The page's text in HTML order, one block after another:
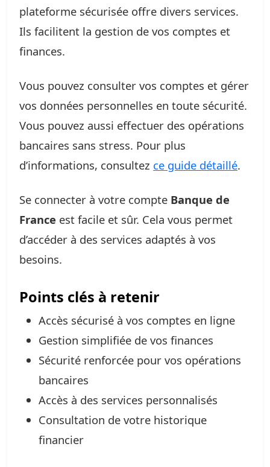
plateforme sécurisée offre divers services.
Ils facilitent la gestion de vos comptes et
finances.
Vous pouvez consulter vos comptes et gérer
vos données personnelles en toute sécurité.
Vous pouvez aussi effectuer des opérations
bancaires sans stress. Pour plus
d’informations, consultez ce guide détaillé.
Se connecter à votre compte Banque de
France est facile et sûr. Cela vous permet
d’accéder à des services adaptés à vos
besoins.
Points clés à retenir
Accès sécurisé à vos comptes en ligne
Gestion simplifiée de vos finances
Sécurité renforcée pour vos opérations
bancaires
Accès à des services personnalisés
Consultation de votre historique
financier